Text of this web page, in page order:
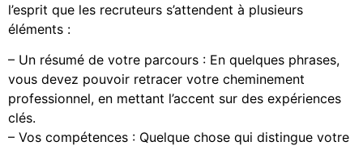
l’esprit que les recruteurs s’attendent à plusieurs
éléments :
– Un résumé de votre parcours : En quelques phrases,
vous devez pouvoir retracer votre cheminement
professionnel, en mettant l’accent sur des expériences
clés.
– Vos compétences : Quelque chose qui distingue votre